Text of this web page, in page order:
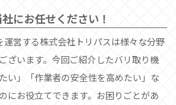
にお任せください！
運営する株式会社トリパスは様々な分野
ざいます。今回ご紹介したバリ取り機
い」「作業者の安全性を高めたい」な
にお役立てできます。お困りごとがあ